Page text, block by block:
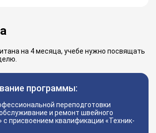
на 4 месяца, учебе нужно посвящать
программы:
переподготовки
и ремонт швейного
с присвоением квалификации «Техник-